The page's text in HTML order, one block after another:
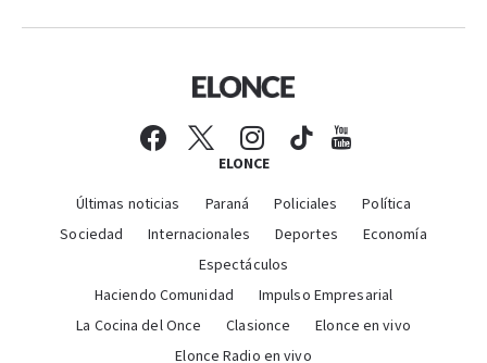
ELONCE
Últimas noticias Paraná Policiales
Política
Sociedad
Internacionales Deportes
Economía
Espectáculos
Haciendo Comunidad
Impulso Empresarial
La Cocina del Once
Clasionce
Elonce en vivo
Elonce Radio en vivo